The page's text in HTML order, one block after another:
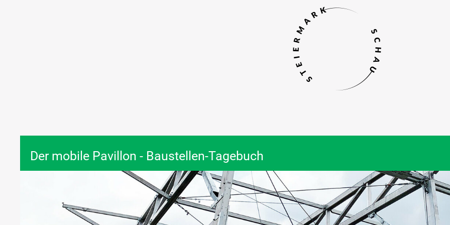
Der mobile Pavillon - Baustellen-Tagebuch